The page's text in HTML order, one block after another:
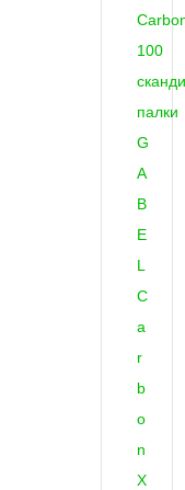
G
A
B
E
L
C
a
r
b
o
n
X